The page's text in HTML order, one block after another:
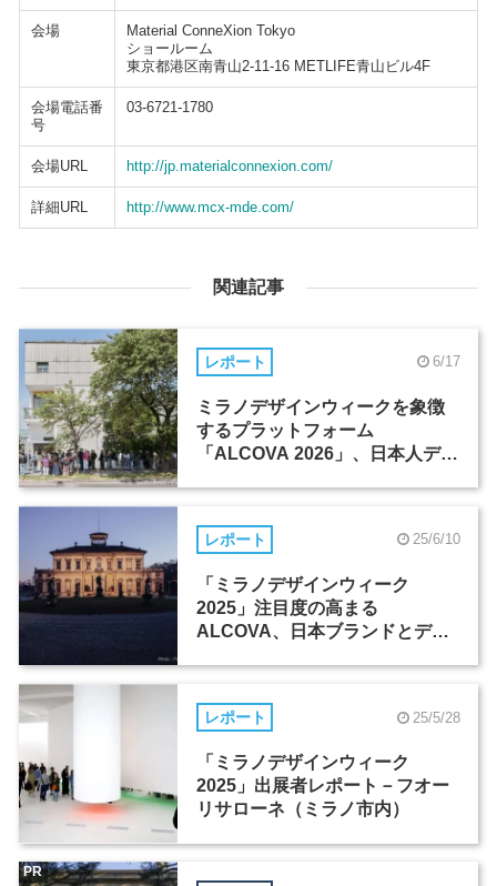
会場
Material ConneXion Tokyo
ショールーム
東京都港区南青山2-11-16 METLIFE青山ビル4F
会場電話番
号
03-6721-1780
会場URL http://jp.materialconnexion.com/
詳細URL http://www.mcx-mde.com/
関連記事
レポート 6/17
ミラノデザインウィークを象徴
するプラットフォーム
「ALCOVA 2026」、日本人デザ
レポート 25/6/10
「ミラノデザインウィーク
2025」注目度の高まる
ALCOVA、日本ブランドとデザ
レポート 25/5/28
「ミラノデザインウィーク
2025」出展者レポート－フオー
リサローネ（ミラノ市内）
PR